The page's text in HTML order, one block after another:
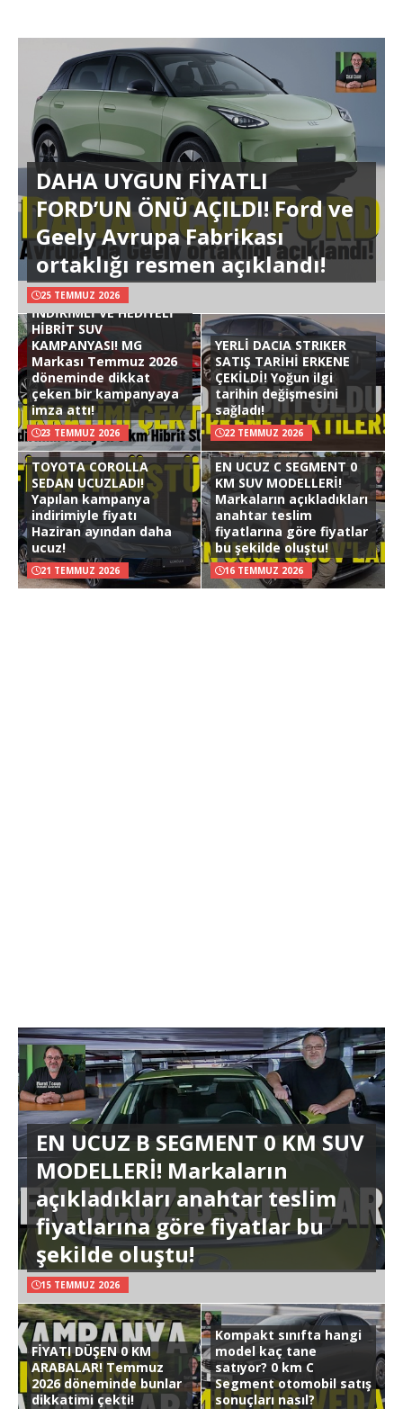
DAHA UYGUN FİYATLI
FORD’UN ÖNÜ AÇILDI! Ford ve
Geely Avrupa Fabrikası
ortaklığı resmen açıklandı!
25 TEMMUZ 2026
İNDİRİMLİ VE HEDİYELİ
HİBRİT SUV
KAMPANYASI! MG
Markası Temmuz 2026
döneminde dikkat
çeken bir kampanyaya
imza attı!
23 TEMMUZ 2026
YERLİ DACIA STRIKER
SATIŞ TARİHİ ERKENE
ÇEKİLDİ! Yoğun ilgi
tarihin değişmesini
sağladı!
22 TEMMUZ 2026
TOYOTA COROLLA
SEDAN UCUZLADI!
Yapılan kampanya
indirimiyle fiyatı
Haziran ayından daha
ucuz!
21 TEMMUZ 2026
EN UCUZ C SEGMENT 0
KM SUV MODELLERİ!
Markaların açıkladıkları
anahtar teslim
fiyatlarına göre fiyatlar
bu şekilde oluştu!
16 TEMMUZ 2026
EN UCUZ B SEGMENT 0 KM SUV
MODELLERİ! Markaların
açıkladıkları anahtar teslim
fiyatlarına göre fiyatlar bu
şekilde oluştu!
15 TEMMUZ 2026
FİYATI DÜŞEN 0 KM
ARABALAR! Temmuz
2026 döneminde bunlar
dikkatimi çekti!
Kompakt sınıfta hangi
model kaç tane
satıyor? 0 km C
Segment otomobil satış
sonuçları nasıl?